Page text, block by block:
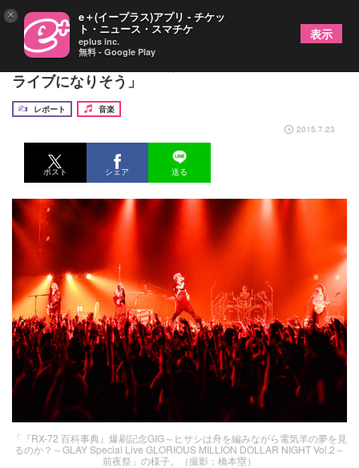
GLAY函館前夜祭「みんなの笑顔が見れたからいい
ライブになりそう」
レポート
音楽
2015.7.23
ポスト シェア 送る
「『RX-72 百科事典』爆刷記念GIG～ヒサシは舟を編みながら電気羊の夢を見
るのか？～GLAY Special Live GLORIOUS MILLION DOLLAR NIGHT Vol.2～
前夜祭」の様子。（撮影：橋本塁）
× e＋(イープラス)アプリ - チケッ
ト・ニュース・スマチケ
eplus inc.
無料 - Google Play
表示